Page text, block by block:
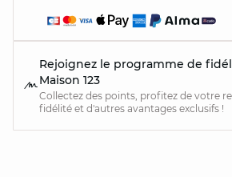
Rejoignez le programme de
Maison 123
Collectez des points, profitez de votre
fidélité et d'autres avantages exclusifs !